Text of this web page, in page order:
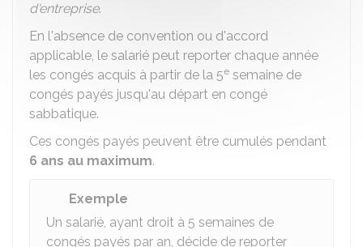
d'entreprise.
En l'absence de convention ou d'accord
applicable, le salarié peut reporter chaque année
les congés acquis à partir de la 5e semaine de
congés payés jusqu'au départ en congé
sabbatique.
Ces congés payés peuvent être cumulés pendant
6 ans au maximum.
Exemple
Un salarié, ayant droit à 5 semaines de
congés payés par an, décide de reporter